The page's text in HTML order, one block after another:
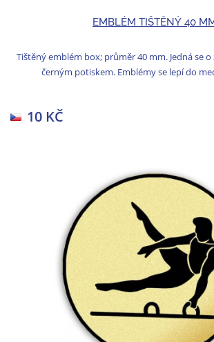
EMBLÉM TIŠTĚNÝ 40
Tištěný emblém box; průměr 40 mm. Jedná se
černým potiskem. Emblémy se lepí do
10 KČ